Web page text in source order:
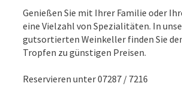
Genießen Sie mit Ihrer Familie oder
eine Vielzahl von Spezialitäten. In
gutsortierten Weinkeller finden Sie
Tropfen zu günstigen Preisen.
Reservieren unter 07287 / 7216